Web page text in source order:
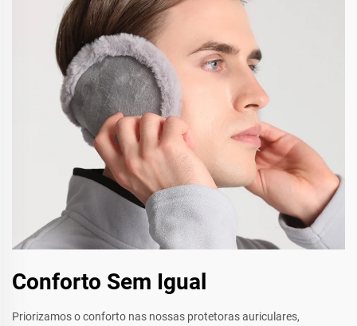
Conforto Sem Igual
Priorizamos o conforto nas nossas protetoras auriculares,